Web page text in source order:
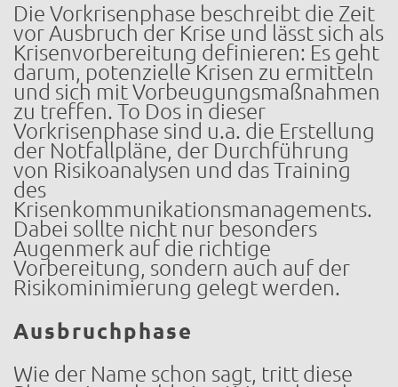
Die Vorkrisenphase beschreibt die Zeit
vor Ausbruch der Krise und lässt sich als
Krisenvorbereitung definieren: Es geht
darum, potenzielle Krisen zu ermitteln
und sich mit Vorbeugungsmaßnahmen
zu treffen. To Dos in dieser
Vorkrisenphase sind u.a. die Erstellung
der Notfallpläne, der Durchführung
von Risikoanalysen und das Training
des
Krisenkommunikationsmanagements.
Dabei sollte nicht nur besonders
Augenmerk auf die richtige
Vorbereitung, sondern auch auf der
Risikominimierung gelegt werden.
Ausbruchphase
Wie der Name schon sagt, tritt diese